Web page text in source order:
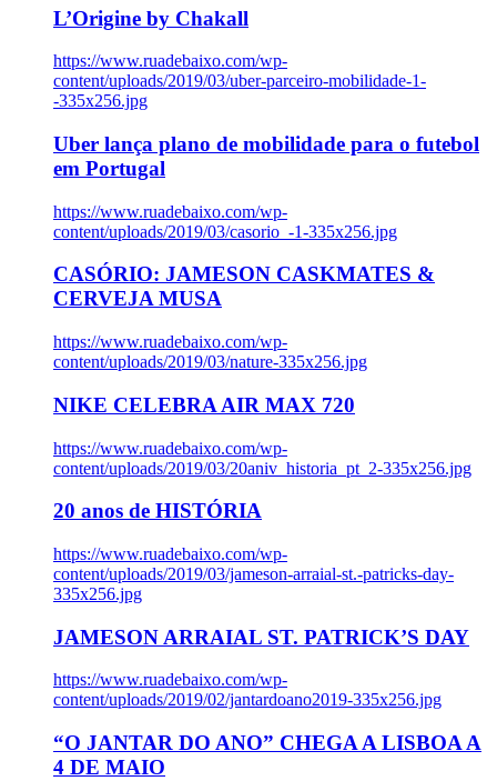
L’Origine by Chakall
https://www.ruadebaixo.com/wp-
content/uploads/2019/03/uber-parceiro-mobilidade-1-
-335x256.jpg
Uber lança plano de mobilidade para o futebol
em Portugal
https://www.ruadebaixo.com/wp-
content/uploads/2019/03/casorio_-1-335x256.jpg
CASÓRIO: JAMESON CASKMATES &
CERVEJA MUSA
https://www.ruadebaixo.com/wp-
content/uploads/2019/03/nature-335x256.jpg
NIKE CELEBRA AIR MAX 720
https://www.ruadebaixo.com/wp-
content/uploads/2019/03/20aniv_historia_pt_2-335x256.jpg
20 anos de HISTÓRIA
https://www.ruadebaixo.com/wp-
content/uploads/2019/03/jameson-arraial-st.-patricks-day-
335x256.jpg
JAMESON ARRAIAL ST. PATRICK’S DAY
https://www.ruadebaixo.com/wp-
content/uploads/2019/02/jantardoano2019-335x256.jpg
“O JANTAR DO ANO” CHEGA A LISBOA A
4 DE MAIO